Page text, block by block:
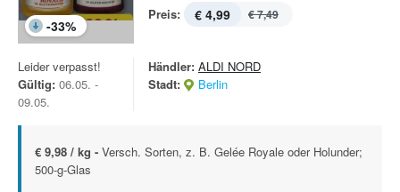
-33%
Preis: € 4,99 € 7,49
Leider verpasst!
Gültig: 06.05. -
09.05.
Händler: ALDI NORD
Stadt:
Berlin
€ 9,98 / kg - Versch. Sorten, z. B. Gelée Royale oder Holunder;
500-g-Glas